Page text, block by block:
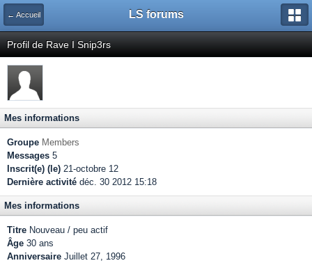
← Accueil LS forums
Profil de Rave I Snip3rs
Mes informations
Groupe Members
Messages 5
Inscrit(e) (le) 21-octobre 12
Dernière activité déc. 30 2012 15:18
Mes informations
Titre Nouveau / peu actif
Âge 30 ans
Anniversaire Juillet 27, 1996